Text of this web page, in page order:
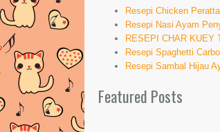
Resepi Chicken Perattal
Resepi Nasi Ayam
RESEPI CHAR KUEY
Resepi Spaghetti
Resepi Sambal Hijau
Featured Posts